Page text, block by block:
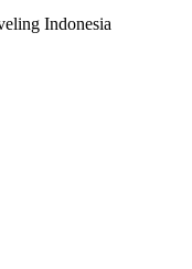
Indonesia